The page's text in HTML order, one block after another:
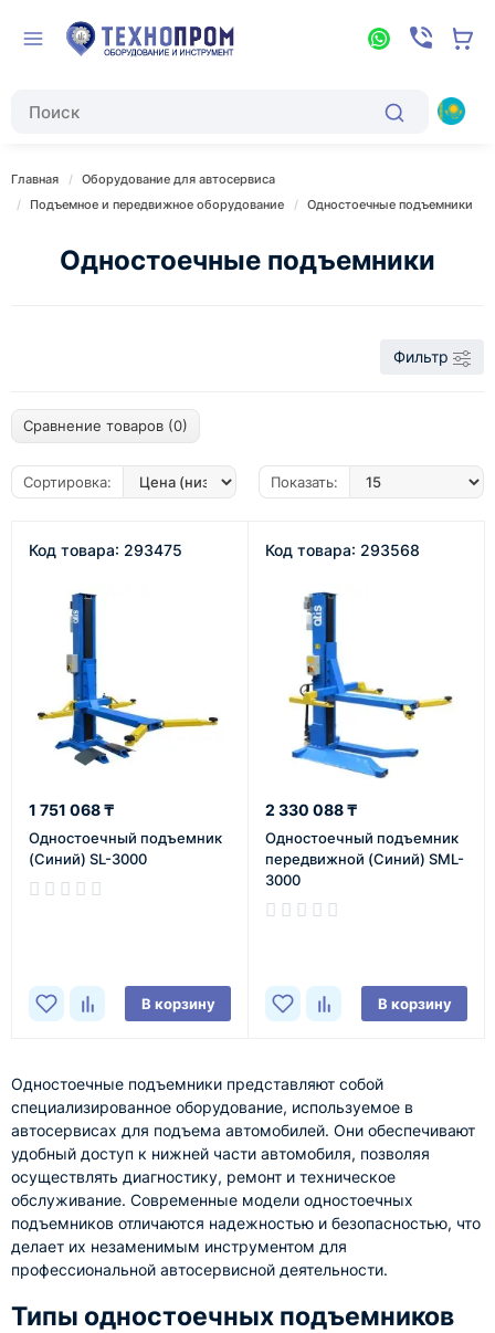
Главная
Оборудование для автосервиса
Подъемное и передвижное оборудование
Одностоечные подъемники
Одностоечные подъемники
Фильтр
Сравнение товаров (0)
Сортировка: Показать:
Код товара: 293475
1 751 068 ₸
Одностоечный подъемник
(Синий) SL-3000
В корзину
Код товара: 293568
2 330 088 ₸
Одностоечный подъемник
передвижной (Синий) SML-
3000
В корзину
Одностоечные подъемники представляют собой
специализированное оборудование, используемое в
автосервисах для подъема автомобилей. Они обеспечивают
удобный доступ к нижней части автомобиля, позволяя
осуществлять диагностику, ремонт и техническое
обслуживание. Современные модели одностоечных
подъемников отличаются надежностью и безопасностью, что
делает их незаменимым инструментом для
профессиональной автосервисной деятельности.
Типы одностоечных подъемников